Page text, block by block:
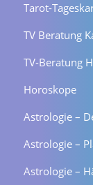
Tarot-
TV Beratung
TV-Beratung
Horoskope
Astrologie –
Astrologie –
Astrologie –